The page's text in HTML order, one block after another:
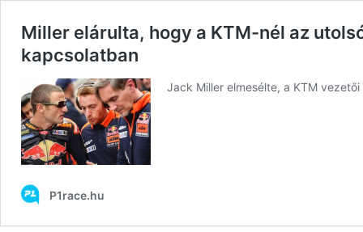
Miller elárulta, hogy a KTM-nél az
kapcsolatban
Jack Miller elmesélte, a KTM
P1race.hu